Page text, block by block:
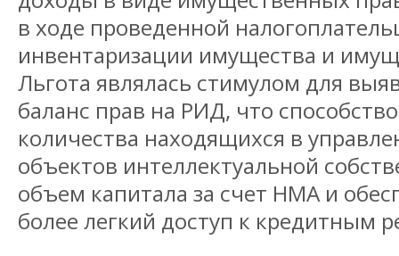
в ходе проведенной
инвентаризации имущества и
Льгота являлась стимулом для
баланс прав на РИД, что
количества находящихся в
объектов интеллектуальной
объем капитала за счет НМА и
более легкий доступ к кредитным